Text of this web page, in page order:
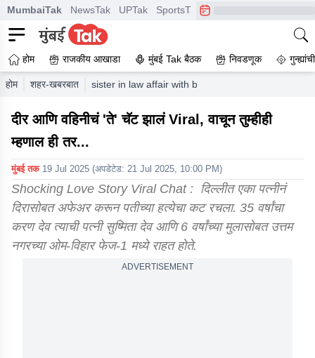
MumbaiTak NewsTak UPTak SportsTak CrimeTak
होम राजकीय आखाडा मुंबई Tak बैठक निवडणूक
होम शहर-खबरबात sister in law affair with brother in law husband
दीर आणि वहिनीचं 'ते' चॅट झालं Viral, वाचून तुम्हीही
म्हणाल ही तर...
मुंबई तक 19 Jul 2025 (अपडेटेड: 21 Jul 2025, 10:00 PM)
Shocking Love Story Viral Chat : दिल्लीत एका पत्नीनं
दिरासोबत अफेअर करून पतीच्या हत्येचा कट रचला. 35 वर्षांचा
करण देव त्याची पत्नी सुष्मिता देव आणि 6 वर्षांच्या मुलासोबत उत्तम
नगरच्या ओम-विहार फेज-1 मध्ये राहत होते.
ADVERTISEMENT